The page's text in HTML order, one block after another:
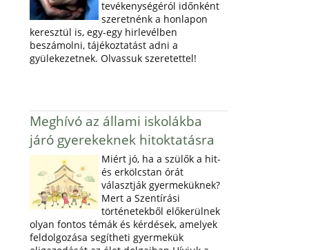
tevékenységéról időnként
szeretnénk a honlapon
keresztül is, egy-egy hirlevélben
beszámolni, tájékoztatást adni a
gyülekezetnek. Olvassuk szeretettel!
Meghívó az állami iskolákba
járó gyerekeknek hitoktatásra
Miért jó, ha a szülők a hit-
és erkölcstan órát
választják gyermeküknek?
Mert a Szentírási
történetekből előkerülnek
olyan fontos témák és kérdések, amelyek
feldolgozása segítheti gyermekük